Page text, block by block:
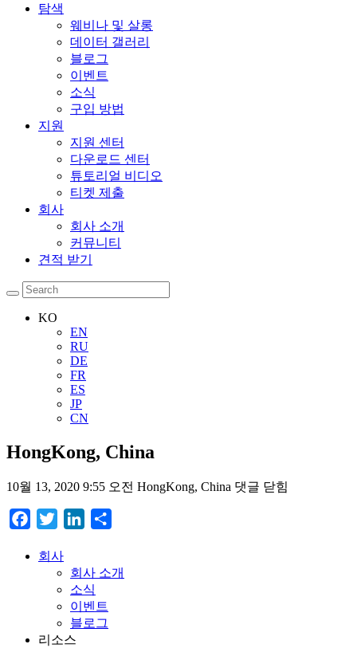
탐색
웨비나 및 살롱
데이터 갤러리
블로그
이벤트
소식
구입 방법
지원
지원 센터
다운로드 센터
튜토리얼 비디오
티켓 제출
회사
회사 소개
커뮤니티
견적 받기
KO
EN
RU
DE
FR
ES
JP
CN
HongKong, China
10월 13, 2020 9:55 오전 HongKong, China 댓글 닫힘
Facebook
Twitter LinkedIn
회사
회사 소개
소식
이벤트
블로그
리소스